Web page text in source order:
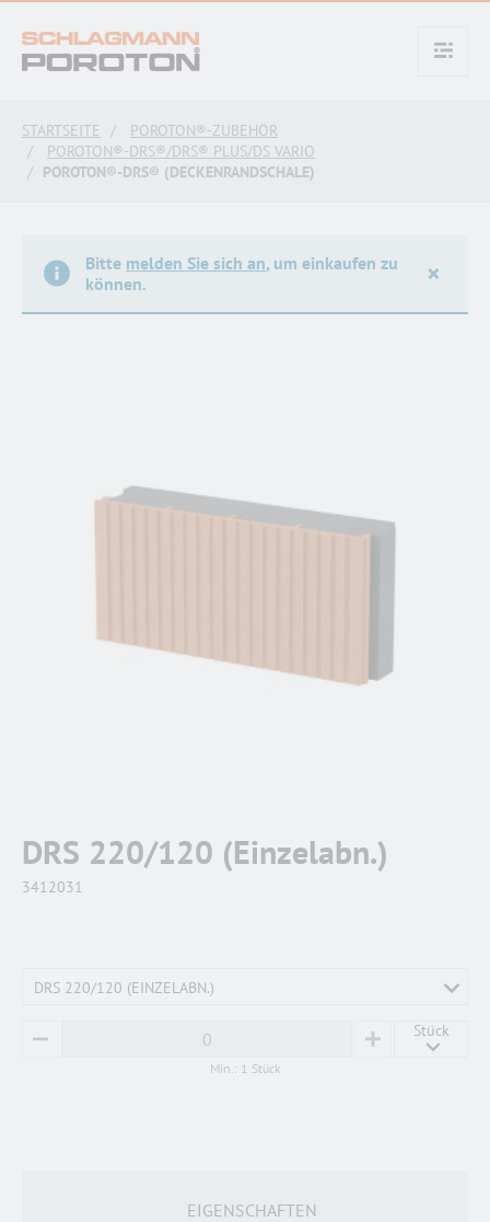
text.skipToContent
text.skipToNavigation
STARTSEITE
POROTON®-ZUBEHÖR
POROTON®-DRS®/DRS® PLUS/DS VARIO
POROTON®-DRS® (DECKENRANDSCHALE)
Bitte melden Sie sich an, um einkaufen zu
können.
×
DRS 220/120 (Einzelabn.)
3412031
DRS 220/120 (EINZELABN.)
MINUS PLUS
Stück
Min.: 1 Stück
EIGENSCHAFTEN